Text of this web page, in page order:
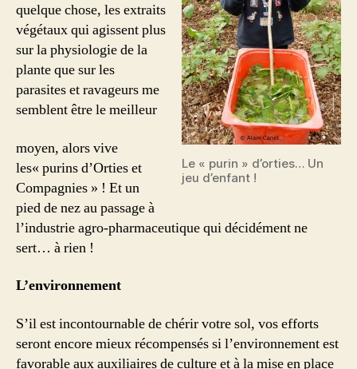
Le « purin » d’orties… Un
jeu d’enfant !
quelque chose, les extraits
végétaux qui agissent plus
sur la physiologie de la
plante que sur les
parasites et ravageurs me
semblent être le meilleur
moyen, alors vive
les« purins d’Orties et
Compagnies » ! Et un
pied de nez au passage à
l’industrie agro-pharmaceutique qui décidément ne
sert… à rien !
L’environnement
S’il est incontournable de chérir votre sol, vos efforts
seront encore mieux récompensés si l’environnement est
favorable aux auxiliaires de culture et à la mise en place